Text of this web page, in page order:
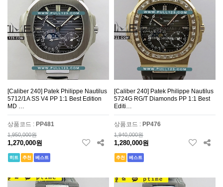
[Caliber 240] Patek Philippe Nautilus
5712/1A SS V4 PP 1:1 Best Edition
MD …
상품코드 : PP481
1,950,000원
1,270,000원
히트 추천 베스트
[Caliber 240] Patek Philippe Nautilus
5724G RG/T Diamonds PP 1:1 Best
Editi…
상품코드 : PP476
1,940,000원
1,280,000원
추천 베스트